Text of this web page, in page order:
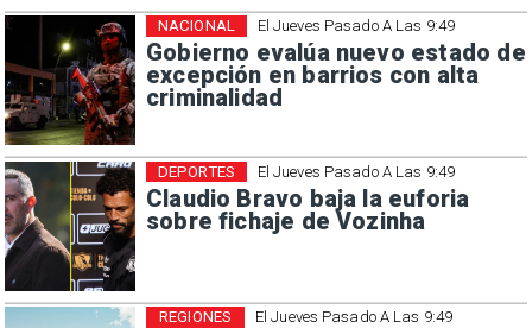
El Jueves Pasado A Las 9:49
Gobierno evalúa nuevo estado de
excepción en barrios con alta
criminalidad
NACIONAL
El Jueves Pasado A Las 9:49
Claudio Bravo baja la euforia
sobre fichaje de Vozinha
DEPORTES
El Jueves Pasado A Las 9:49
REGIONES